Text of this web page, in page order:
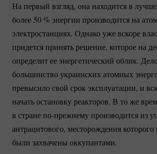
На первый взгляд, она находится в
более 50 % энергии производится на
электростанциях. Однако уже вскоре
придется принять решение, которое на
определит ее энергетический облик.
большинство украинских атомных
превысило свой срок эксплуатации, и
начать остановку реакторов. В то же
в странепо-прежнемупроизводится из
антрацитового, месторождения которого
были захвачены оккупантами.